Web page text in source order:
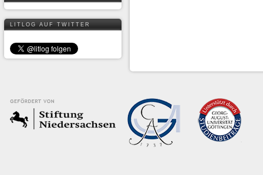
LITLOG AUF TWITTER